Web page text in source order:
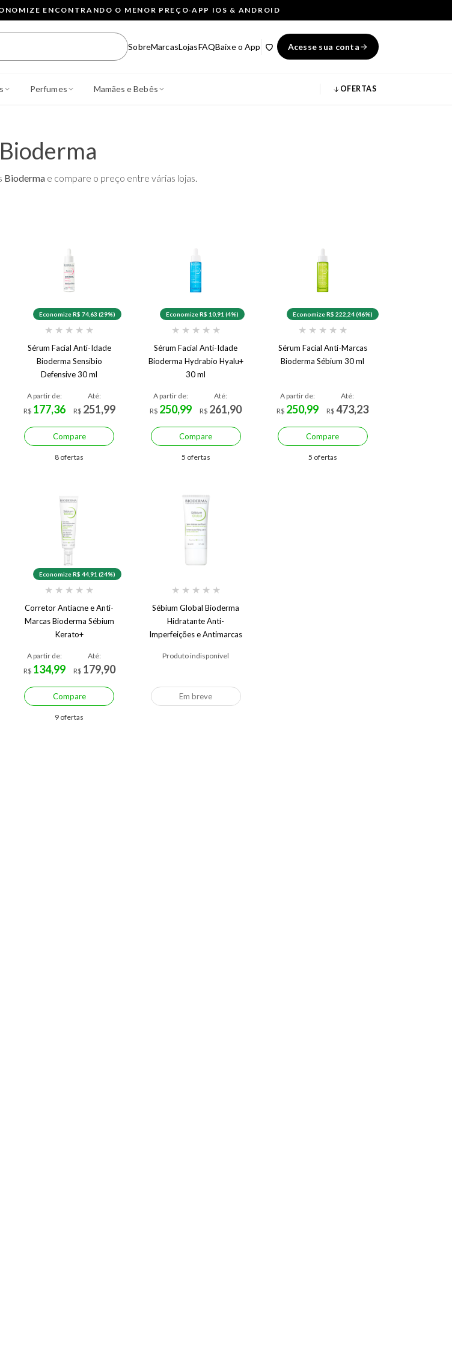
ENCONTRANDO O MENOR PREÇO·APP IOS & ANDROID
SobreMarcasLojasFAQBaixe o App Acesse sua conta
Perfumes Mamães e Bebês OFERTAS
Bioderma
Biodermae compare o preço entre várias lojas.
Economize R$ 74,63 (29%)
★ ★ ★ ★ ★
Sérum Facial Anti-Idade
Bioderma Sensibio
Defensive 30 ml
A partir de:
R$ 177,36
Até:
R$ 251,99
Compare
8 ofertas
Economize R$ 10,91 (4%)
★ ★ ★ ★ ★
Sérum Facial Anti-Idade
Bioderma Hydrabio Hyalu+
30 ml
A partir de:
R$ 250,99
Até:
R$ 261,90
Compare
5 ofertas
Economize R$ 222,24 (46%)
★ ★ ★ ★ ★
Sérum Facial Anti-Marcas
Bioderma Sébium 30 ml
A partir de:
R$ 250,99
Até:
R$473,23
Compare
5 ofertas
Economize R$ 44,91 (24%)
★ ★ ★ ★ ★
Corretor Antiacne e Anti-
Marcas Bioderma Sébium
Kerato+
A partir de:
R$ 134,99
Até:
R$ 179,90
Compare
9 ofertas
★ ★ ★ ★ ★
Sébium Global Bioderma
Hidratante Anti-
Imperfeições e Antimarcas
Produto indisponível
Em breve